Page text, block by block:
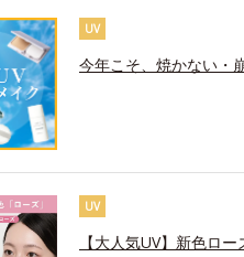
UV
今年こそ、焼かない・
UV
【大人気UV】新色ロ